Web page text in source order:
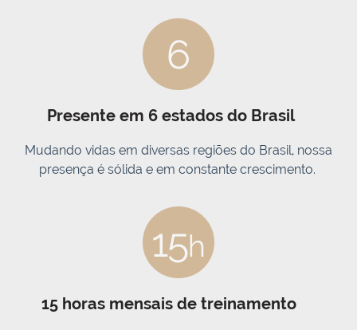
Presente em 6 estados do Brasil
Mudando vidas em diversas regiões do Brasil, nossa
presença é sólida e em constante crescimento.
15 horas mensais de treinamento